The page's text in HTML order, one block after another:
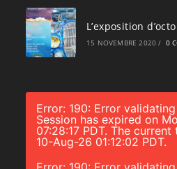
L’exposition
15 NOVEMBRE 2020 / 0
Error: 190: Error
Session has expired on
07:28:17 PDT. The
10-Aug-26 01:12:02 PDT.